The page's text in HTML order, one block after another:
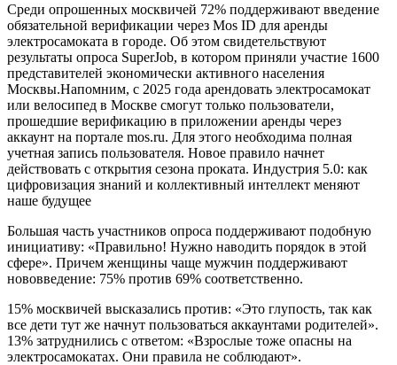
Среди опрошенных москвичей 72% поддерживают введение
обязательной верификации через Mos ID для аренды
электросамоката в городе. Об этом свидетельствуют
результаты опроса SuperJob, в котором приняли участие 1600
представителей экономически активного населения
Москвы.Напомним, с 2025 года арендовать электросамокат
или велосипед в Москве смогут только пользователи,
прошедшие верификацию в приложении аренды через
аккаунт на портале mos.ru. Для этого необходима полная
учетная запись пользователя. Новое правило начнет
действовать с открытия сезона проката. Индустрия 5.0: как
цифровизация знаний и коллективный интеллект меняют
наше будущее
Большая часть участников опроса поддерживают подобную
инициативу: «Правильно! Нужно наводить порядок в этой
сфере». Причем женщины чаще мужчин поддерживают
нововведение: 75% против 69% соответственно.
15% москвичей высказались против: «Это глупость, так как
все дети тут же начнут пользоваться аккаунтами родителей».
13% затруднились с ответом: «Взрослые тоже опасны на
электросамокатах. Они правила не соблюдают».